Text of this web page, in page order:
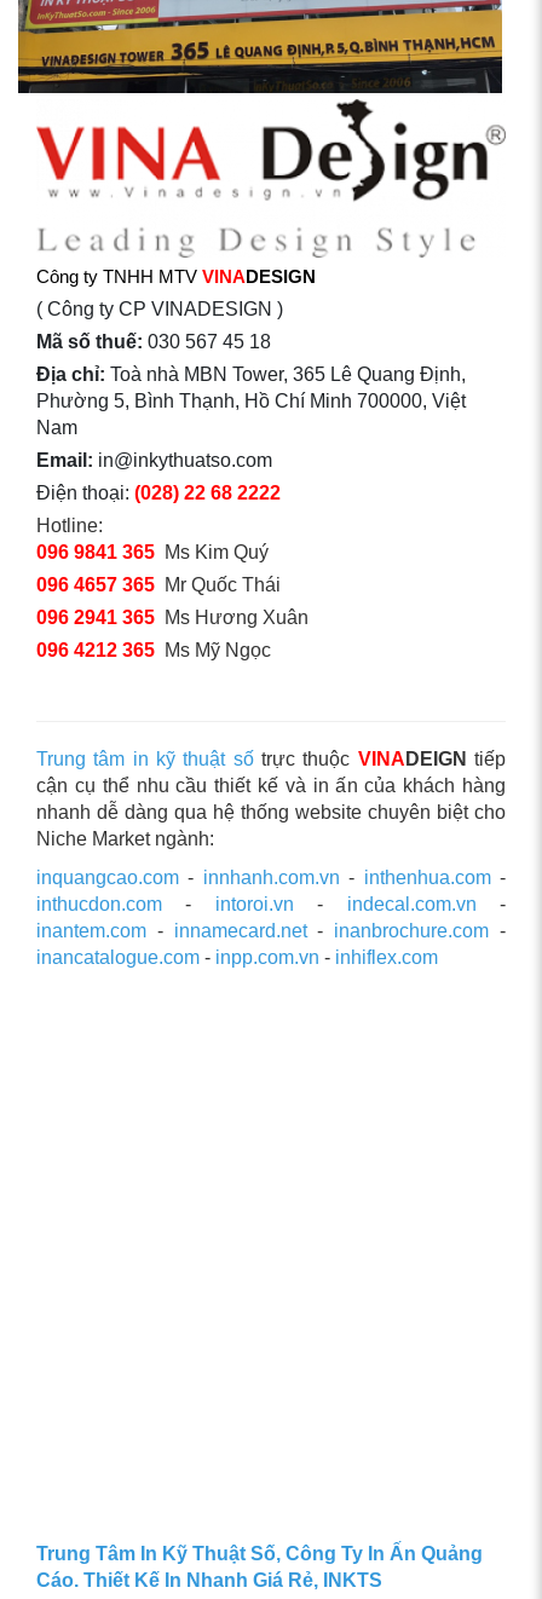
Công ty TNHH MTV VINADESIGN
( Công ty CP VINADESIGN )
Mã số thuế: 030 567 45 18
Địa chỉ: Toà nhà MBN Tower, 365 Lê Quang Định,
Phường 5, Bình Thạnh, Hồ Chí Minh 700000, Việt
Nam
Email: in@inkythuatso.com
Điện thoại: (028) 22 68 2222
Hotline:
096 9841 365 Ms Kim Quý
096 4657 365 Mr Quốc Thái
096 2941 365 Ms Hương Xuân
096 4212 365 Ms Mỹ Ngọc
Trung tâm in kỹ thuật sốtrực thuộc VINA DEIGN tiếp
cận cụ thể nhu cầu thiết kế và in ấn của khách hàng
nhanh dễ dàng qua hệ thống website chuyên biệt cho
Niche Market ngành:
inquangcao.com - innhanh.com.vn - inthenhua.com-
inthucdon.com - intoroi.vn - indecal.com.vn -
inantem.com - innamecard.net- inanbrochure.com -
inancatalogue.com - inpp.com.vn - inhiflex.com
Trung Tâm In Kỹ Thuật Số, Công Ty In Ấn Quảng
Cáo. Thiết Kế In Nhanh Giá Rẻ, INKTS